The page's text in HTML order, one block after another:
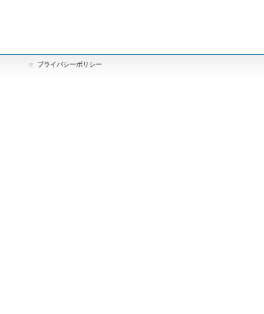
プライバシーポリシー